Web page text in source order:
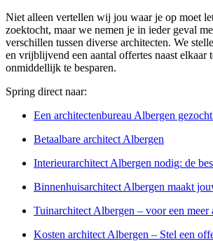
Niet alleen vertellen wij jou waar je op moet
zoektocht, maar we nemen je in ieder geval
verschillen tussen diverse architecten. We
en vrijblijvend een aantal offertes naast elkaar
onmiddellijk te besparen.
Spring direct naar:
Een architectenbureau Albergen
Betaalbare architect Albergen
Interieurarchitect Albergen nodig: de
Binnenhuisarchitect Albergen maakt
Tuinarchitect Albergen – voor een
Kosten architect Albergen – Stel een